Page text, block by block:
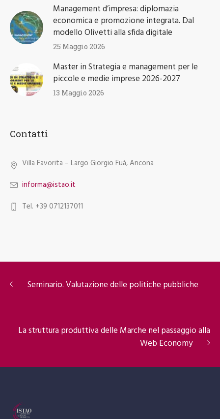
Management d’impresa: diplomazia
economica e promozione integrata. Dal
modello Olivetti alla sfida digitale
25 Maggio 2026
Master in Strategia e management per le
piccole e medie imprese 2026-2027
13 Maggio 2026
Contatti
Villa Favorita – Largo Giorgio Fuà, Ancona
informa@istao.it
Tel. +39 0712137011
Seminario. Valutazione delle politiche pubbliche
La struttura produttiva delle Marche nel passaggio alla
Web Economy